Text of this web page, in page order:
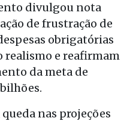
divulgou nota
de frustração de
obrigatórias
realismo e reafirmam
da meta de
nas projeções